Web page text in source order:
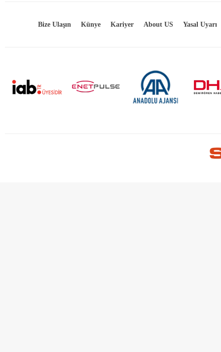
Bize Ulaşın Künye Kariyer About US Yasal Uyarı